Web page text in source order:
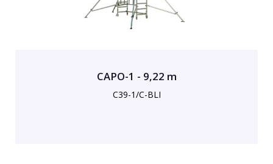
CAPO-1 - 9,22 m
C39-1/C-BLI